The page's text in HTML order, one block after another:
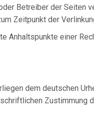
Betreiber der Seiten
Zeitpunkt der
einer
dem deutschen